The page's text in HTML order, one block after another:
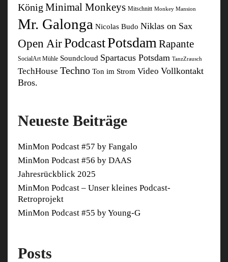
König Minimal Monkeys Mitschnitt Monkey Mansion
Mr. Galonga Nicolas Budo Niklas on Sax
Open AirPodcastPotsdam Rapante
SocialArt Mühle Soundcloud Spartacus Potsdam TanzZrausch
TechHouse Techno Ton im Strom Video Vollkontakt
Bros.
Neueste Beiträge
MinMon Podcast #57 by Fangalo
MinMon Podcast #56 by DAAS
Jahresrückblick 2025
MinMon Podcast – Unser kleines Podcast-
Retroprojekt
MinMon Podcast #55 by Young-G
Posts